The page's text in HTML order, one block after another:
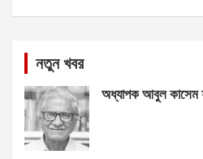
নতুন খবর
অধ্যাপক আবুল